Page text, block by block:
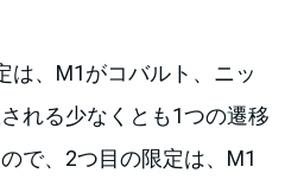
は、M1がコバルト、ニッ
れる少なくとも1つの遷移
で、2つ目の限定は、M1